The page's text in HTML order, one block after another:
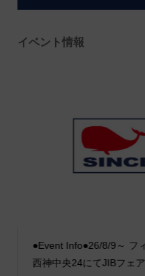
イベント情報
●Event Info●26/8/9～ フ
西神中央24にてJIBフェア